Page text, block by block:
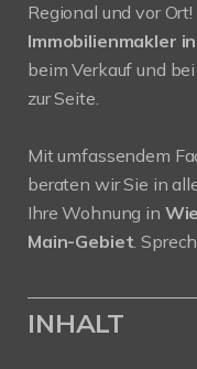
Regional und vor
Immobilienmakler
beim Verkauf und
zur Seite.
Mit umfassendem
beraten wir Sie in
Ihre Wohnung in
Main-Gebiet.
INHALT